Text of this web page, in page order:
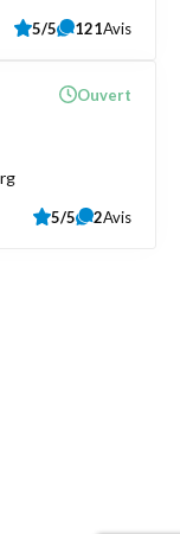
5/5 121Avis
Ouvert
5/5 2Avis